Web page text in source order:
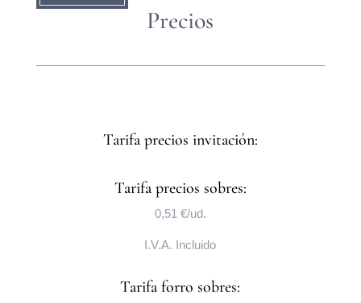
Precios
Tarifa precios invitación:
Tarifa precios sobres:
0,51 €/ud.
I.V.A. Incluido
Tarifa forro sobres: